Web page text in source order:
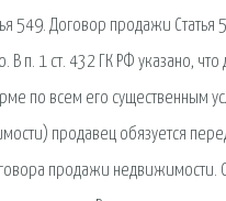
549. Договор продажи
п. 1 ст. 432 ГК РФ указано,
по всем его существенным
продавец обязуется
продажи недвижимости.